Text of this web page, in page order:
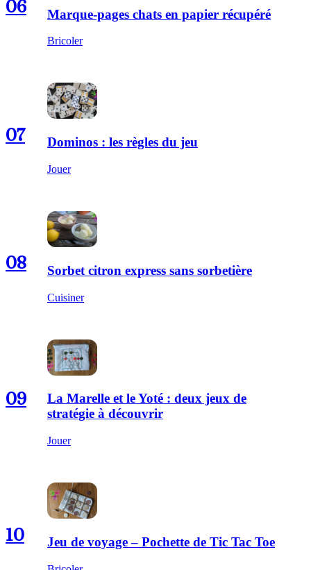
06 Marque-pages chats en papier récupéré
Bricoler
07 Dominos : les règles du jeu
Jouer
08 Sorbet citron express sans sorbetière
Cuisiner
09
La Marelle et le Yoté : deux jeux de
stratégie à découvrir
Jouer
10 Jeu de voyage – Pochette de Tic Tac Toe